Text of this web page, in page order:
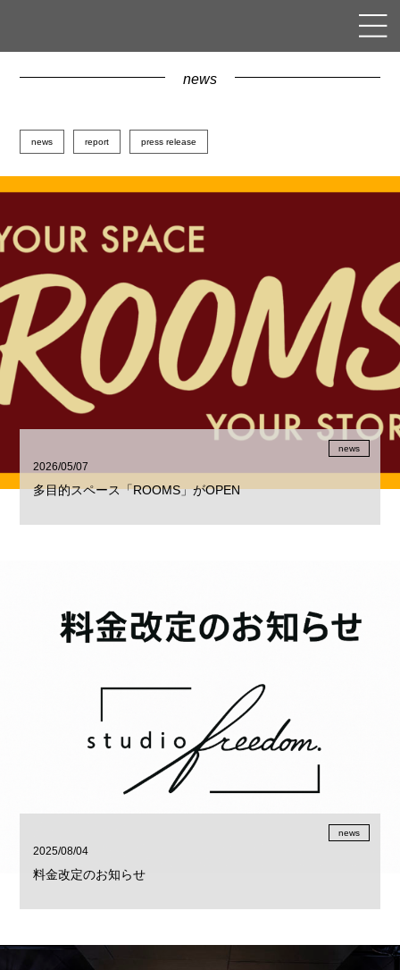
news
news report press release
news
2026/05/07
多目的スペース「ROOMS」がOPEN
news
2025/08/04
料金改定のお知らせ